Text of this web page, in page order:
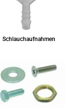
Schlauchaufnahmen